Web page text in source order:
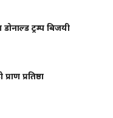
डोनाल्ड ट्रम्प बिजयी
प्रतिष्ठा